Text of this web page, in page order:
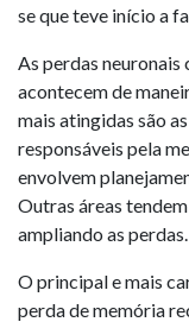
se que teve início a
As perdas neuronais
acontecem de
mais atingidas são
responsáveis pela
envolvem
Outras áreas
ampliando as perdas.
O principal e mais
perda de memória